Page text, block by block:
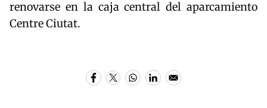
renovarse en la caja central del aparcamiento
Centre Ciutat.